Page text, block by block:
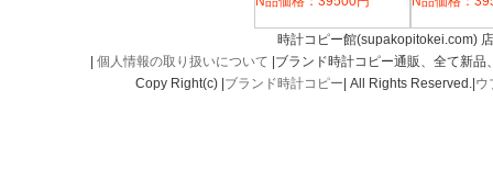
時計コピー館(supakopitokei.com)
個人情報の取り扱いについて |ブランド時計コピー通販、全て新
Copy Right(c) | ブランド時計コピー | All Rights Reserved.| ウ